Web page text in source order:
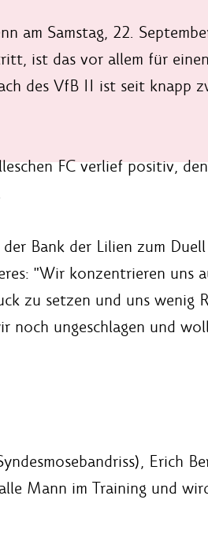
am Samstag, 22.
ist das vor allem für
des VfB II ist seit knapp
FC verlief positiv,
Bank der Lilien zum
"Wir konzentrieren uns
zu setzen und uns wenig
noch ungeschlagen und
Erich
Mann im Training und